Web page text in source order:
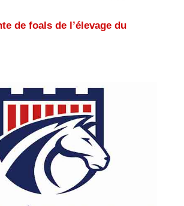
de foals de l’élevage du